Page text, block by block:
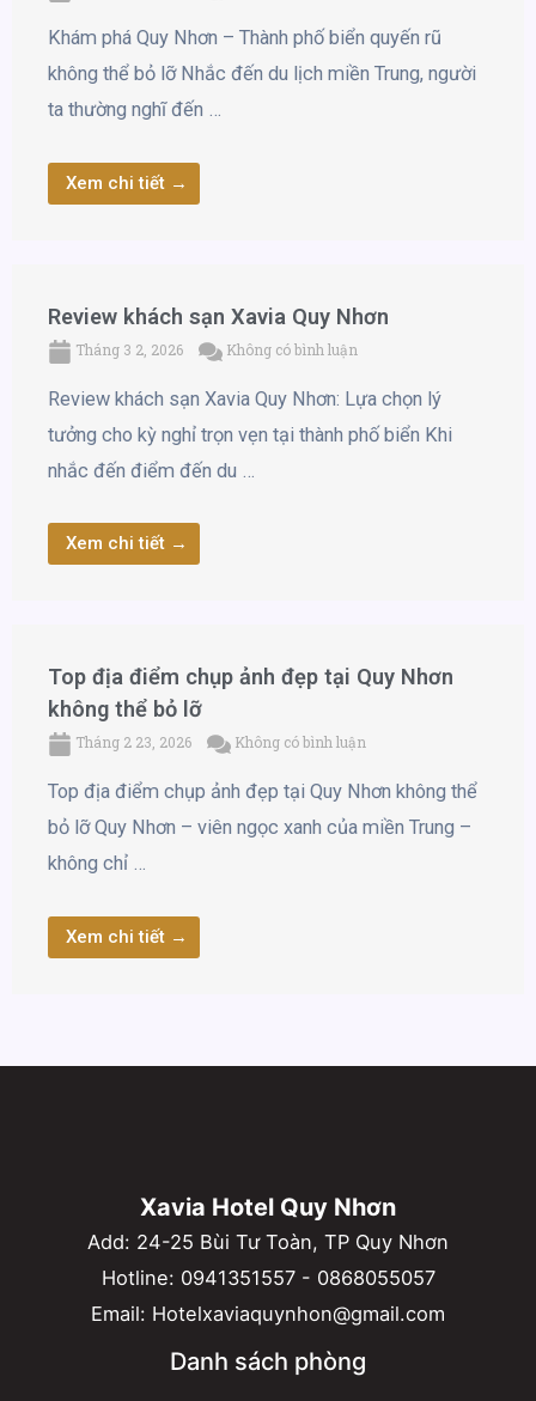
Khám phá Quy Nhơn – Thành phố biển quyến rũ
không thể bỏ lỡ Nhắc đến du lịch miền Trung, người
ta thường nghĩ đến …
Xem chi tiết →
Review khách sạn Xavia Quy Nhơn
Tháng 3 2, 2026 Không có bình luận
Review khách sạn Xavia Quy Nhơn: Lựa chọn lý
tưởng cho kỳ nghỉ trọn vẹn tại thành phố biển Khi
nhắc đến điểm đến du …
Xem chi tiết →
Top địa điểm chụp ảnh đẹp tại Quy Nhơn
không thể bỏ lỡ
Tháng 2 23, 2026 Không có bình luận
Top địa điểm chụp ảnh đẹp tại Quy Nhơn không thể
bỏ lỡ Quy Nhơn – viên ngọc xanh của miền Trung –
không chỉ …
Xem chi tiết →
Xavia Hotel Quy Nhơn
Add: 24-25 Bùi Tư Toàn, TP Quy Nhơn
Hotline: 0941351557- 0868055057
Email: Hotelxaviaquynhon@gmail.com
Danh sách phòng